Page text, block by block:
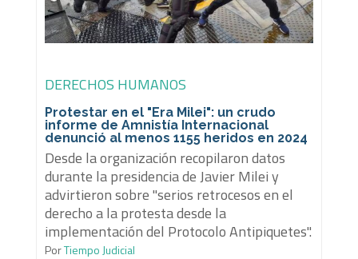
DERECHOS HUMANOS
Protestar en el "Era Milei": un crudo
informe de Amnistía Internacional
denunció al menos 1155 heridos en 2024
Desde la organización recopilaron datos
durante la presidencia de Javier Milei y
advirtieron sobre "serios retrocesos en el
derecho a la protesta desde la
implementación del Protocolo Antipiquetes".
PorTiempo Judicial